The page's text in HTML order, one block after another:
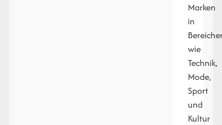
Marken
in
wie
Technik,
Mode,
Sport
und
Kultur